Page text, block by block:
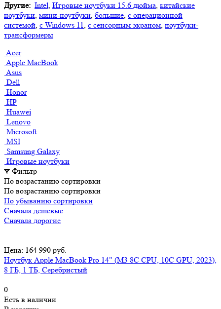
Другие: Intel, Игровые ноутбуки 15.6 дюйма, китайские
ноутбуки, мини-ноутбуки, большие, с операционной
системой, с Windows 11, с сенсорным экраном, ноутбуки-
трансформеры
Acer
Apple MacBook
Asus
Dell
Honor
HP
Huawei
Lenovo
Microsoft
MSI
Samsung Galaxy
Игровые ноутбуки
Фильтр
По возрастанию сортировки
По возрастанию сортировки
По убыванию сортировки
Сначала дешевые
Сначала дорогие
Цена: 164 990 руб.
Ноутбук Apple MacBook Pro 14" (M3 8C CPU, 10C GPU, 2023),
8 ГБ, 1 ТБ, Серебристый
0
Есть в наличии